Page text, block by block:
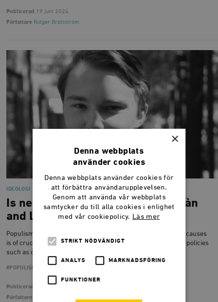
Publicerad 19 juni 2024
Författare Rutger Brattström
IDEOLOGI
Is neoliberalism to blame for Orbàn
and Le Pen?
Populism is on the rise, especially in Europe. Determining the causes
is of crucial political importance. Some claim that ”neoliberal” policies
such as deregulation and free trade have contributed to…
#POPULISM
Publicerad
1 mars 2018
Författare
×
Denna webbplats
använder cookies
Denna webbplats använder cookies för
att förbättra användarupplevelsen.
Genom att använda vår webbplats
samtycker du till alla cookies i enlighet
med vår cookiepolicy. Läs mer
STRIKT NÖDVÄNDIGT
ANALYS MARKNADSFÖRING
FUNKTIONER